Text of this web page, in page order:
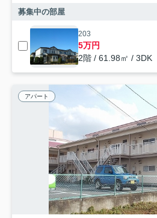
募集中の部屋
203
5万円
2階 / 61.98㎡ / 3DK
アパート